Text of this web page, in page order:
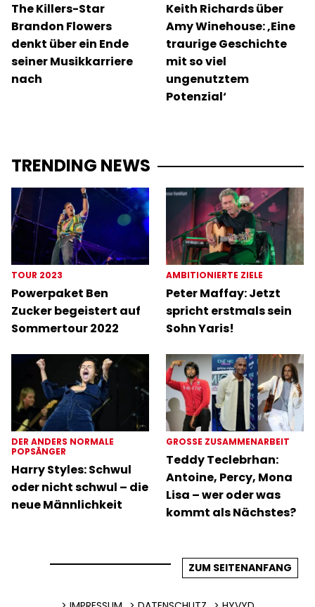
The Killers-Star
Brandon Flowers
denkt über ein Ende
seiner Musikkarriere
nach
Keith Richards über
Amy Winehouse: ‚Eine
traurige Geschichte
mit so viel
ungenutztem
Potenzial‘
TRENDING NEWS
TOUR 2023
Powerpaket Ben
Zucker begeistert auf
Sommertour 2022
AMBITIONIERTE ZIELE
Peter Maffay: Jetzt
spricht erstmals sein
Sohn Yaris!
DER ANDERS NORMALE
POPSÄNGER
Harry Styles: Schwul
oder nicht schwul – die
neue Männlichkeit
GROSSE ZUSAMMENARBEIT
Teddy Teclebrhan:
Antoine, Percy, Mona
Lisa – wer oder was
kommt als Nächstes?
ZUM SEITENANFANG